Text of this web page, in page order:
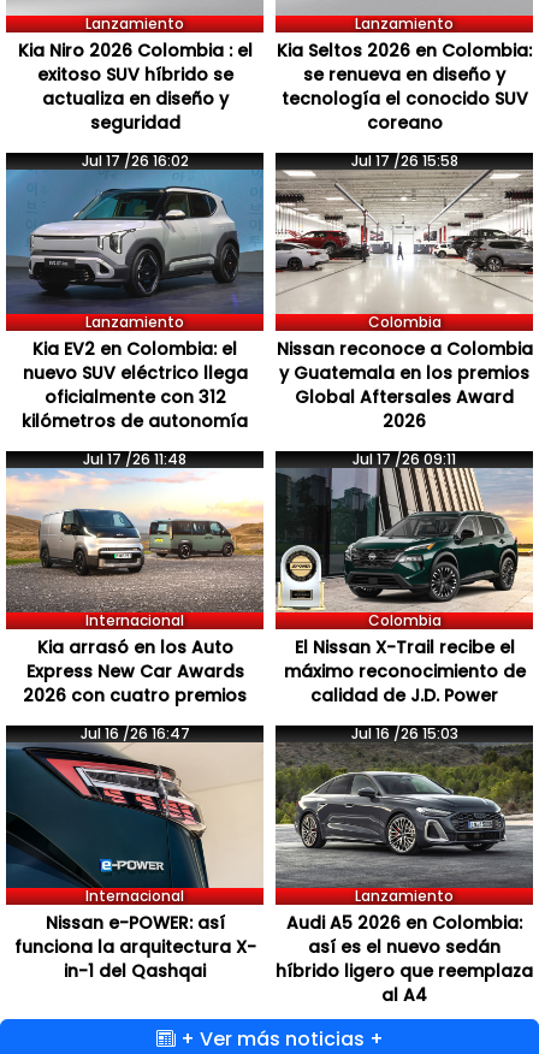
Lanzamiento
Kia Niro 2026 Colombia : el
exitoso SUV híbrido se
actualiza en diseño y
seguridad
Lanzamiento
Kia Seltos 2026 en Colombia:
se renueva en diseño y
tecnología el conocido SUV
coreano
Jul 17 /26 16:02
Lanzamiento
Kia EV2 en Colombia: el
nuevo SUV eléctrico llega
oficialmente con 312
kilómetros de autonomía
Jul 17 /26 15:58
Colombia
Nissan reconoce a Colombia
y Guatemala en los premios
Global Aftersales Award
2026
Jul 17 /26 11:48
Internacional
Kia arrasó en los Auto
Express New Car Awards
2026 con cuatro premios
Jul 17 /26 09:11
Colombia
El Nissan X-Trail recibe el
máximo reconocimiento de
calidad de J.D. Power
Jul 16 /26 16:47
Internacional
Nissan e-POWER: así
funciona la arquitectura X-
in-1 del Qashqai
Jul 16 /26 15:03
Lanzamiento
Audi A5 2026 en Colombia:
así es el nuevo sedán
híbrido ligero que reemplaza
al A4
+ Ver más noticias +